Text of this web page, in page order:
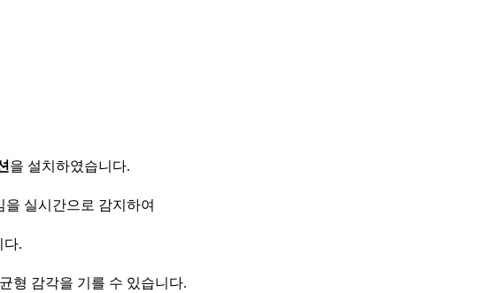
을 설치하였습니다.
실시간으로 감지하여
다.
형 감각을 기를 수 있습니다.